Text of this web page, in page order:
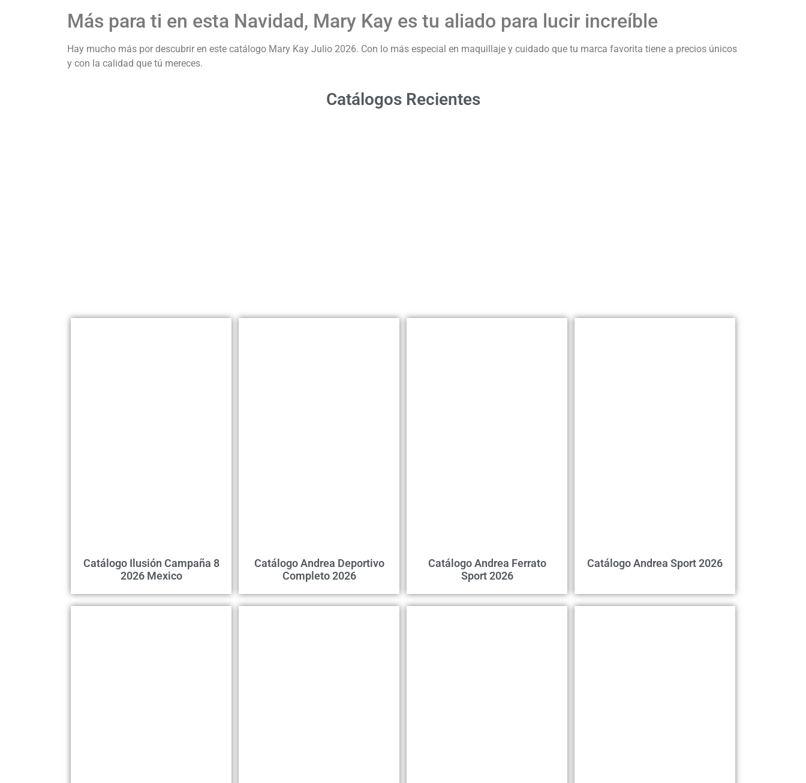
Más para ti en esta Navidad, Mary Kay es tu aliado para lucir increíble
Hay mucho más por descubrir en este catálogo Mary Kay Julio 2026. Con lo más especial en maquillaje y cuidado que tu marca favorita tiene a precios únicos
y con la calidad que tú mereces.
Catálogos Recientes
Catálogo Ilusión Campaña 8
2026 Mexico
Catálogo Andrea Deportivo
Completo 2026
Catálogo Andrea Ferrato
Sport 2026
Catálogo Andrea Sport 2026